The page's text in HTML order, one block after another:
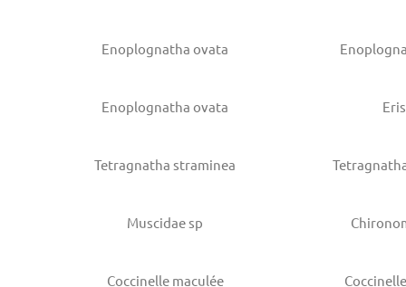
Enoplognatha ovata
Enoplognatha ovata
Tetragnatha straminea
Muscidae sp
Coccinelle maculée